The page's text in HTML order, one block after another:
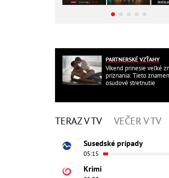
PARTNERSKÉ VZŤAHY
Víkend prinesie veľké
priznania: Tieto
osudové stretnutie
TERAZ V TV VEČER V TV
Susedské prípady
05:15
Krimi